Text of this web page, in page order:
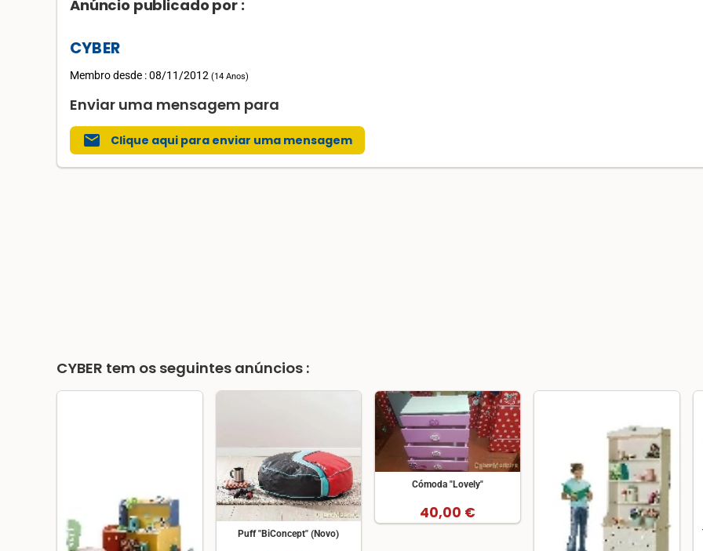
Anúncio publicado por :
CYBER
Membro desde : 08/11/2012 (14 Anos)
Enviar uma mensagem para
mail Clique aqui para enviar uma mensagem
CYBER tem os seguintes anúncios :
Puff "BiConcept" (Novo)
Cómoda "Lovely"
40,00 €